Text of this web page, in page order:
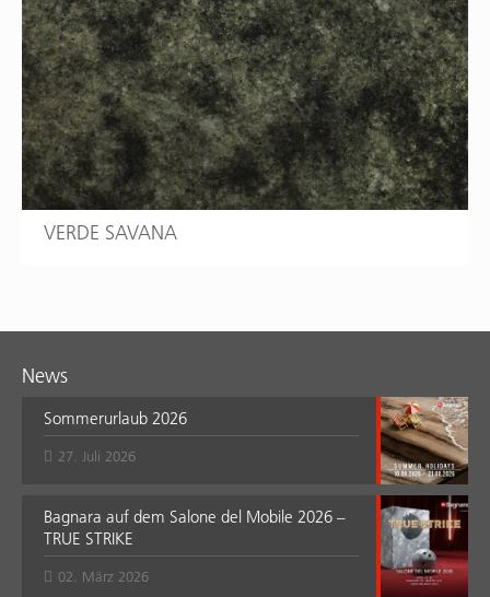
VERDE SAVANA
News
Sommerurlaub 2026
27. Juli 2026
Bagnara auf dem Salone del Mobile 2026 –
TRUE STRIKE
02. März 2026